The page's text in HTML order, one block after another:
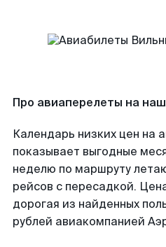
Про авиаперелеты на
Календарь низких цен на
показывает выгодные
неделю по маршруту
рейсов с пересадкой.
дорогая из найденных
рублей авиакомпанией